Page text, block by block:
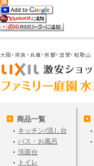
商品一覧
キッチン/流し台
バス・お風呂
洗面台
トイレ